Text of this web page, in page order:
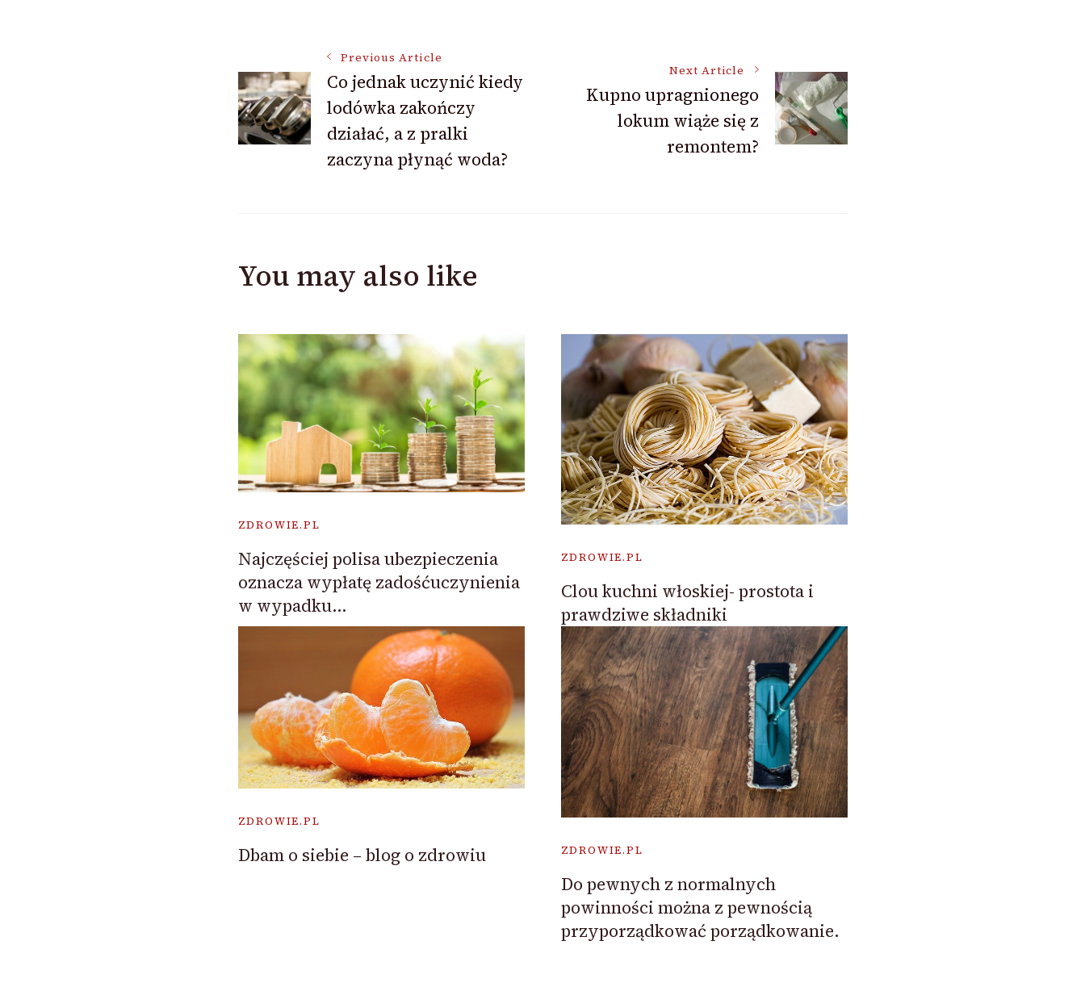
Post
Navigation
Previous Article
Co jednak uczynić kiedy
lodówka zakończy
działać, a z pralki
zaczyna płynąć woda?
Next Article
Kupno upragnionego
lokum wiąże się z
remontem?
You may also like
ZDROWIE.PL
Najczęściej polisa ubezpieczenia
oznacza wypłatę zadośćuczynienia
w wypadku…
ZDROWIE.PL
Clou kuchni włoskiej- prostota i
prawdziwe składniki
ZDROWIE.PL
Dbam o siebie – blog o zdrowiu ZDROWIE.PL
Do pewnych z normalnych
powinności można z pewnością
przyporządkować porządkowanie.